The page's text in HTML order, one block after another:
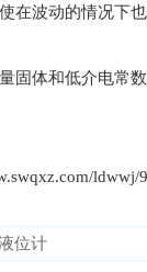
动的情况下也
和低介电常数
ldwwj/
位计